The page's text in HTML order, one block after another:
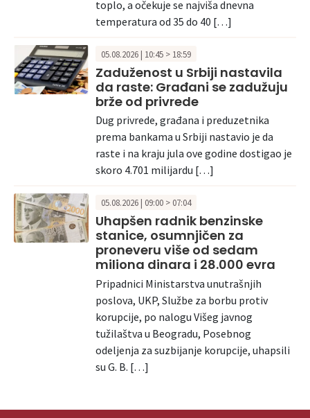
toplo, a očekuje se najviša dnevna
temperatura od 35 do 40 […]
05.08.2026 | 10:45 > 18:59
Zaduženost u Srbiji nastavila
da raste: Građani se zadužuju
brže od privrede
Dug privrede, građana i preduzetnika
prema bankama u Srbiji nastavio je da
raste i na kraju jula ove godine dostigao je
skoro 4.701 milijardu […]
05.08.2026 | 09:00 > 07:04
Uhapšen radnik benzinske
stanice, osumnjičen za
proneveru više od sedam
miliona dinara i 28.000 evra
Pripadnici Ministarstva unutrašnjih
poslova, UKP, Službe za borbu protiv
korupcije, po nalogu Višeg javnog
tužilaštva u Beogradu, Posebnog
odeljenja za suzbijanje korupcije, uhapsili
su G. B. […]